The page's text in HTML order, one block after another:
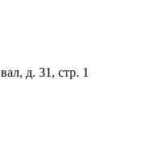
д. 31, стр. 1